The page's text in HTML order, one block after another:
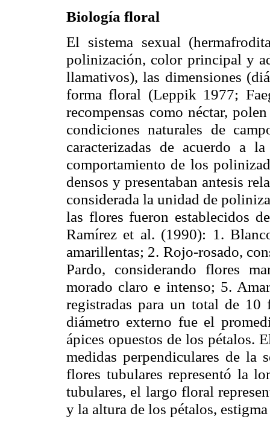
Biología floral
El sistema sexual
polinización, color principal y
llamativos), las dimensiones
forma floral (Leppik 1977;
recompensas como néctar,
condiciones naturales de
caracterizadas de acuerdo a
comportamiento de los
densos y presentaban antesis
considerada la unidad de
las flores fueron establecidos
Ramírez et al. (1990): 1.
amarillentas; 2. Rojo-rosado,
Pardo, considerando flores
morado claro e intenso; 5.
registradas para un total de
diámetro externo fue el
ápices opuestos de los pétalos.
medidas perpendiculares de
flores tubulares representó la
tubulares, el largo floral
y la altura de los pétalos,